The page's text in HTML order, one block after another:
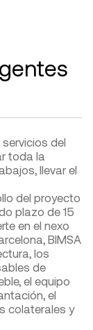
del
toda la
llevar el
del proyecto
plazo de 15
en el nexo
BIMSA
los
de
el equipo
el
colaterales y